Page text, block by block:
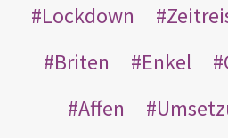
Lockdown
Briten
Enkel
Affen